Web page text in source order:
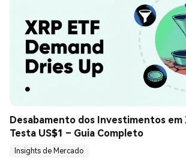
Desabamento dos Investimentos em
Testa US$1 – Guia Completo
Insights de Mercado